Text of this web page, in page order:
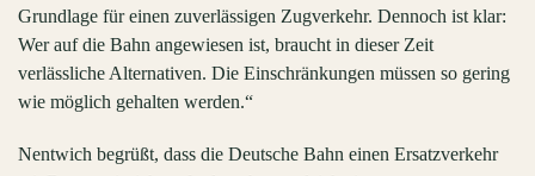
Grundlage für einen zuverlässigen Zugverkehr. Dennoch ist klar:
Wer auf die Bahn angewiesen ist, braucht in dieser Zeit
verlässliche Alternativen. Die Einschränkungen müssen so gering
wie möglich gehalten werden.“
Nentwich begrüßt, dass die Deutsche Bahn einen Ersatzverkehr